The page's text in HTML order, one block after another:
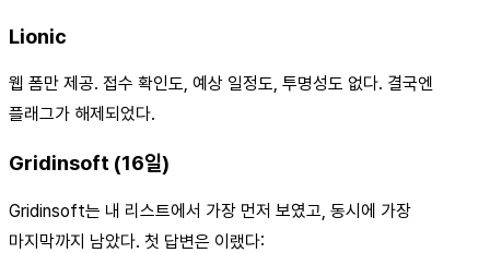
Lionic
웹 폼만 제공. 접수 확인도, 예상 일정도, 투명성도 없다. 결국엔
플래그가 해제되었다.
Gridinsoft (16일)
Gridinsoft는 내 리스트에서 가장 먼저 보였고, 동시에 가장
마지막까지 남았다. 첫 답변은 이랬다: